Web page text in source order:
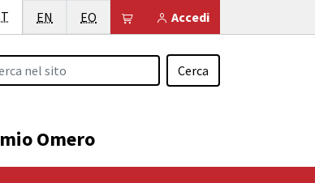
Accedi
Il tuo carrello è vuoto
Italiano
EN English
EO Esperanto
Cerca
Omero